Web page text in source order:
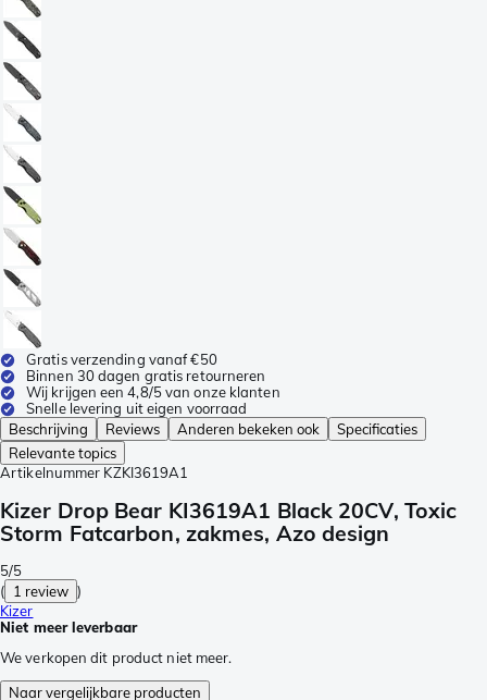
Gratis verzending vanaf €50
Binnen 30 dagen gratis retourneren
Wij krijgen een 4,8/5 van onze klanten
Snelle levering uit eigen voorraad
Beschrijving
Reviews Anderen bekeken ook
Specificaties
Relevante topics
Artikelnummer KZKI3619A1
Kizer Drop Bear KI3619A1 Black 20CV, Toxic
Storm Fatcarbon, zakmes, Azo design
5/5
( 1 review )
Kizer
Niet meer leverbaar
We verkopen dit product niet meer.
Naar vergelijkbare producten